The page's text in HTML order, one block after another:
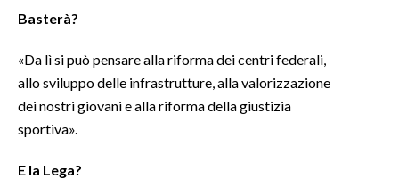
Basterà?
«Da lì si può pensare alla riforma dei centri federali,
allo sviluppo delle infrastrutture, alla valorizzazione
dei nostri giovani e alla riforma della giustizia
sportiva».
E la Lega?